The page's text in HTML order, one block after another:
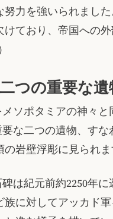
努力を強いられまし
けており、帝国への
）
つの重要な遺
ソポタミアの神々と
な二つの遺物、す
岩壁浮彫に見られま
は紀元前約2250年
に対してアッカド